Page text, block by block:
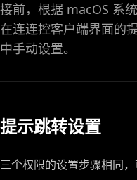
接前，根据 macOS 系
在连连控客户端界面的
中手动设置。
提示跳转设置
三个权限的设置步骤相同，